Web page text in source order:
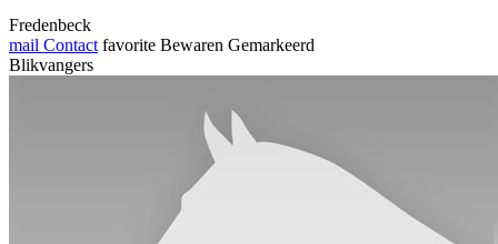
Fredenbeck
mail Contact favorite Bewaren Gemarkeerd
Blikvangers